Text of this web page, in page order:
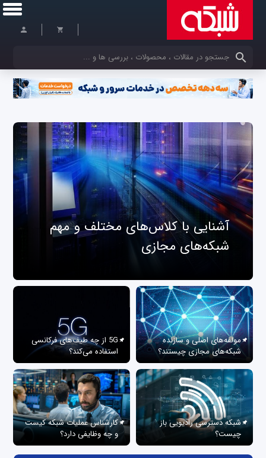
کلمات کلیدی خود را وارد کنید
آشنایی با کلاس‌های مختلف و مهم
شبکه‌های مجازی
مولفه‌های اصلی و سازنده
شبکه‌های مجازی چیستند؟
5G از چه طیف‌های فرکانسی
استفاده می‌کند؟
شبکه دسترسی رادیویی باز
چیست؟
کارشناس عملیات شبکه کیست
و چه وظایفی دارد؟